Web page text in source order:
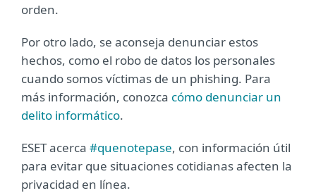
orden.
Por otro lado, se aconseja denunciar estos
hechos, como el robo de datos los personales
cuando somos víctimas de un phishing. Para
más información, conozca cómo denunciar un
delito informático.
ESET acerca #quenotepase, con información útil
para evitar que situaciones cotidianas afecten la
privacidad en línea.